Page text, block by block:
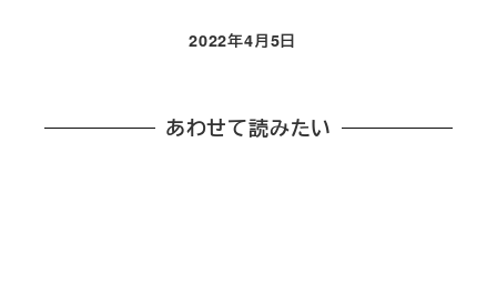
投稿日
2022年4月5日
あわせて読みたい